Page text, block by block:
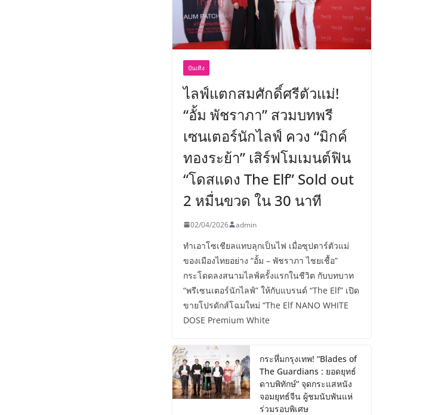
บันเทิง
ไลฟ์แตกสมศักดิ์ศรีตัวแม่!
“อั้ม พัชราภา” สวมบทพรี
เซนเตอร์นักไลฟ์ ควง “มิกค์
ทองระย้า” เสิร์ฟโมเมนต์ฟิน
“โดสแดง The Elf” Sold out
2 หมื่นขวด ใน 30 นาที
02/04/2026 admin
ทำเอาโซเชียลแทบลุกเป็นไฟ เมื่อซุปตาร์ตัวแม่
ของเมืองไทยอย่าง “อั้ม – พัชราภา ไชยเชื้อ”
กระโดดลงสนามไลฟ์ครั้งแรกในชีวิต กับบทบาท
“พรีเซนเตอร์นักไลฟ์” ให้กับแบรนด์ “The Elf” เปิด
ขายโปรดักส์โฉมใหม่ “The Elf NANO WHITE
DOSE Premium White
กระหึ่มกรุงเทพ! “Blades of
The Guardians : ยอดยุทธ์
ดาบพิทักษ์” จุดกระแสหนัง
จอมยุทธ์จีน ผู้ชมนับพันแห่
ร่วมรอบพิเศษ